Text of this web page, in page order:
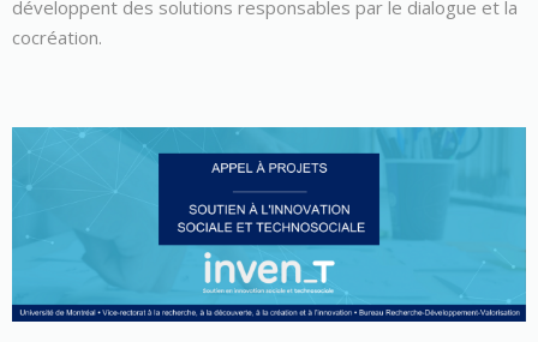
développent des solutions responsables par le dialogue et la
cocréation.